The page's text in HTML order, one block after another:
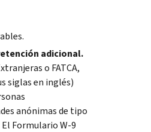
adicional.
o FATCA,
siglas en inglés)
anónimas de tipo
Formulario W-9